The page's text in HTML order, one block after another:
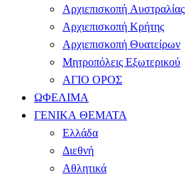
Αρχιεπισκοπή Αυστραλίας
Αρχιεπισκοπή Κρήτης
Αρχιεπισκοπή Θυατείρων
Μητροπόλεις Εξωτερικού
ΑΓΙΟ ΟΡΟΣ
ΩΦΕΛΙΜΑ
ΓΕΝΙΚΑ ΘΕΜΑΤΑ
Ελλάδα
Διεθνή
Αθλητικά